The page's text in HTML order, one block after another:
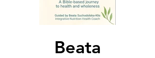
Beata